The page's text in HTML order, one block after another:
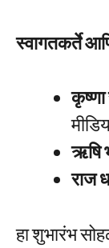
स्वागतकर्ते
ऋषि
राज
हा शुभारंभ